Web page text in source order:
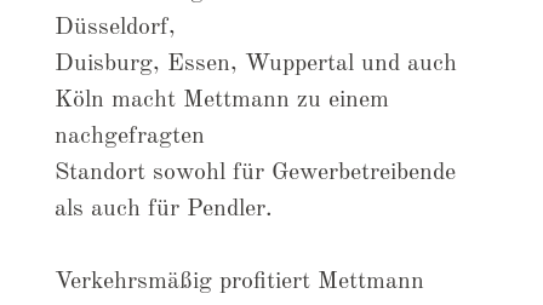
Düsseldorf,
Duisburg, Essen, Wuppertal und auch
Köln macht Mettmann zu einem
nachgefragten
Standort sowohl für Gewerbetreibende
als auch für Pendler.
Verkehrsmäßig profitiert Mettmann